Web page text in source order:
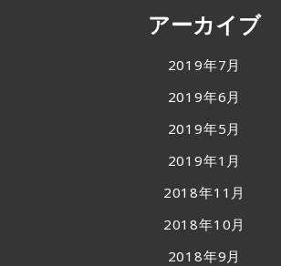
アーカイブ
2019年7月
2019年6月
2019年5月
2019年1月
2018年11月
2018年10月
2018年9月